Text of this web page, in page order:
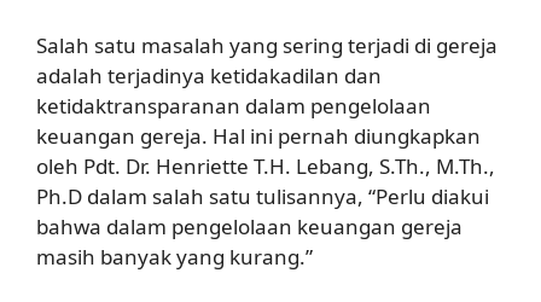
Salah satu masalah yang sering terjadi di gereja
adalah terjadinya ketidakadilan dan
ketidaktransparanan dalam pengelolaan
keuangan gereja. Hal ini pernah diungkapkan
oleh Pdt. Dr. Henriette T.H. Lebang, S.Th., M.Th.,
Ph.D dalam salah satu tulisannya, “Perlu diakui
bahwa dalam pengelolaan keuangan gereja
masih banyak yang kurang.”